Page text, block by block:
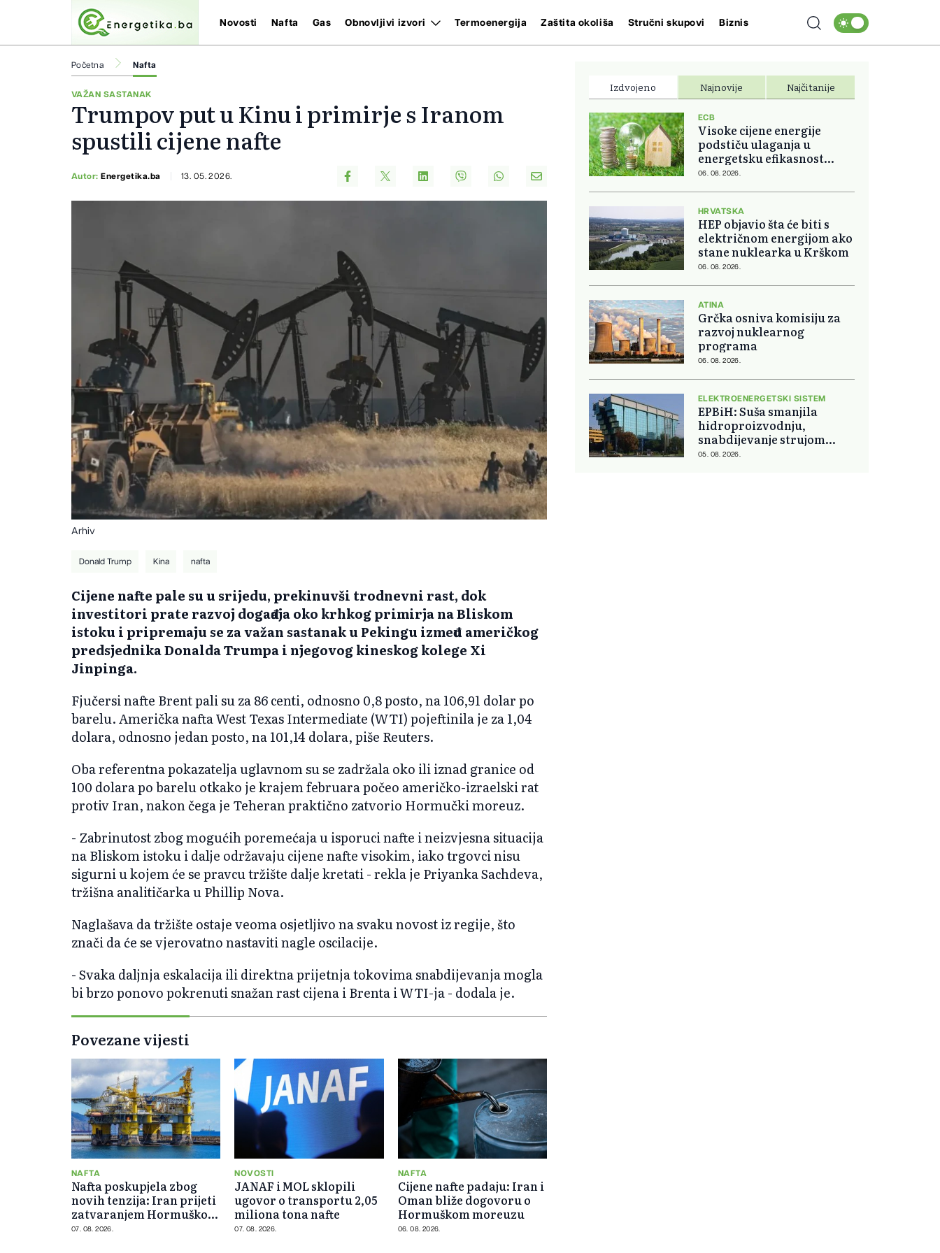
Novosti Nafta Gas Obnovljivi izvori Termoenergija Zaštita okoliša Stručni skupovi Biznis
Početna Nafta
VAŽAN SASTANAK
Trumpov put u Kinu i primirje s Iranom
spustili cijene nafte
Autor:Energetika.ba 13. 05. 2026.
Arhiv
Donald Trump Kina nafta
Cijene nafte pale su u srijedu, prekinuvši trodnevni rast, dok
investitori prate razvoj događaja oko krhkog primirja na Bliskom
istoku i pripremaju se za važan sastanak u Pekingu između američkog
predsjednika Donalda Trumpa i njegovog kineskog kolege Xi
Jinpinga.
Fjučersi nafte Brent pali su za 86 centi, odnosno 0,8 posto, na 106,91 dolar po
barelu. Američka nafta West Texas Intermediate (WTI) pojeftinila je za 1,04
dolara, odnosno jedan posto, na 101,14 dolara, piše Reuters.
Oba referentna pokazatelja uglavnom su se zadržala oko ili iznad granice od
100 dolara po barelu otkako je krajem februara počeo američko-izraelski rat
protiv Iran, nakon čega je Teheran praktično zatvorio Hormučki moreuz.
- Zabrinutost zbog mogućih poremećaja u isporuci nafte i neizvjesna situacija
na Bliskom istoku i dalje održavaju cijene nafte visokim, iako trgovci nisu
sigurni u kojem će se pravcu tržište dalje kretati - rekla je Priyanka Sachdeva,
tržišna analitičarka u Phillip Nova.
Naglašava da tržište ostaje veoma osjetljivo na svaku novost iz regije, što
znači da će se vjerovatno nastaviti nagle oscilacije.
- Svaka daljnja eskalacija ili direktna prijetnja tokovima snabdijevanja mogla
bi brzo ponovo pokrenuti snažan rast cijena i Brenta i WTI-ja - dodala je.
Povezane vijesti
NAFTA
Nafta poskupjela zbog
novih tenzija: Iran prijeti
zatvaranjem Hormuškog
moreuza
07. 08. 2026.
NOVOSTI
JANAF i MOL sklopili
ugovor o transportu 2,05
miliona tona nafte
07. 08. 2026.
NAFTA
Cijene nafte padaju: Iran i
Oman bliže dogovoru o
Hormuškom moreuzu
06. 08. 2026.
Izdvojeno Najnovije Najčitanije
ECB
Visoke cijene energije
podstiču ulaganja u
energetsku efikasnost
domova
06. 08. 2026.
HRVATSKA
HEP objavio šta će biti s
električnom energijom ako
stane nuklearka u Krškom
06. 08. 2026.
ATINA
Grčka osniva komisiju za
razvoj nuklearnog
programa
06. 08. 2026.
ELEKTROENERGETSKI SISTEM
EPBiH: Suša smanjila
hidroproizvodnju,
snabdijevanje strujom
ostaje stabilno
05. 08. 2026.